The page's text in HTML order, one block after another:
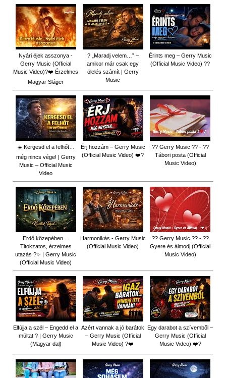
Nyári éjek asszonya -
Gerry Music (Official
Music Video)?❤️ Érzelmes
Magyar Sláger
? „Maradj velem…” –
amikor már csak egy
ölelés számít | Gerry
Music
Érints meg – Gerry Music
(Official Music Video) ??
☀️ Kergesd el a felhőt…
még nincs vége! | Gerry
Music – Official Music
Video
Érj hozzám – Gerry Music
(Official Music Video) ❤️?
?? Gerry Music ?? - ??
Tábori posta (Official
Music Video)
Erdő közepében ...
Titokzatos, érzelmes
utazás ?✨ | Gerry Music
(Official Music Video)
Harmonikás - Gerry Music
(Official Music Video)
?? Gerry Music ?? - ??
Gyere és álmodj (Official
Music Video)
Elfújja a szél – Engedd el a
múltat ? | Gerry Music
(Magyar dal)
Azért vannak a jó barátok
– Gerry Music (Official
Music Video) ?❤️
Egy darabot a szívemből –
Gerry Music (Official
Music Video) ❤️?